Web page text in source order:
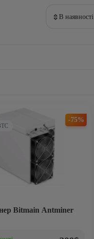
В наявності
Bitmain Antminer
-75%